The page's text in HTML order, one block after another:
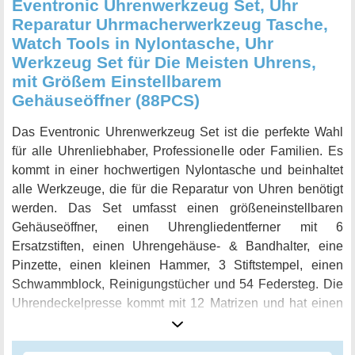
Eventronic Uhrenwerkzeug Set, Uhr
Reparatur Uhrmacherwerkzeug Tasche,
Watch Tools in Nylontasche, Uhr
Werkzeug Set für Die Meisten Uhrens,
mit Größem Einstellbarem
Gehäuseöffner (88PCS)
Das Eventronic Uhrenwerkzeug Set ist die perfekte Wahl
für alle Uhrenliebhaber, Professionelle oder Familien. Es
kommt in einer hochwertigen Nylontasche und beinhaltet
alle Werkzeuge, die für die Reparatur von Uhren benötigt
werden. Das Set umfasst einen größeneinstellbaren
Gehäuseöffner, einen Uhrengliedentferner mit 6
Ersatzstiften, einen Uhrengehäuse- & Bandhalter, eine
Pinzette, einen kleinen Hammer, 3 Stiftstempel, einen
Schwammblock, Reinigungstücher und 54 Federsteg. Die
Uhrendeckelpresse kommt mit 12 Matrizen und hat einen
Größenbereich von 18mm-50mm sowie zwei speziellen
Matrizen. Hergestellt aus hochwertigem 304 Edelstahl sind